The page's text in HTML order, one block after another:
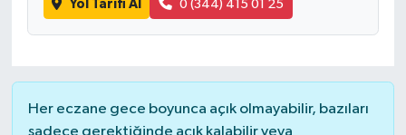
Yol Tarifi Al 0 (344) 415 01 25
Her eczane gece boyunca açık olmayabilir, bazıları